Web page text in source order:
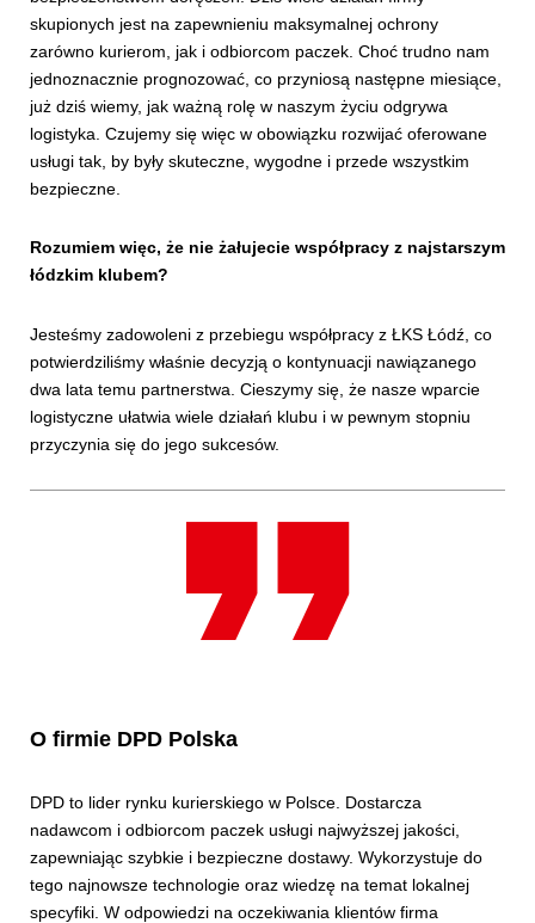
skupionych jest na zapewnieniu maksymalnej ochrony
zarówno kurierom, jak i odbiorcom paczek. Choć trudno nam
jednoznacznie prognozować, co przyniosą następne miesiące,
już dziś wiemy, jak ważną rolę w naszym życiu odgrywa
logistyka. Czujemy się więc w obowiązku rozwijać oferowane
usługi tak, by były skuteczne, wygodne i przede wszystkim
bezpieczne.
Rozumiem więc, że nie żałujecie współpracy z najstarszym
łódzkim klubem?
Jesteśmy zadowoleni z przebiegu współpracy z ŁKS Łódź, co
potwierdziliśmy właśnie decyzją o kontynuacji nawiązanego
dwa lata temu partnerstwa. Cieszymy się, że nasze wparcie
logistyczne ułatwia wiele działań klubu i w pewnym stopniu
przyczynia się do jego sukcesów.
O firmie DPD Polska
DPD to lider rynku kurierskiego w Polsce. Dostarcza
nadawcom i odbiorcom paczek usługi najwyższej jakości,
zapewniając szybkie i bezpieczne dostawy. Wykorzystuje do
tego najnowsze technologie oraz wiedzę na temat lokalnej
specyfiki. W odpowiedzi na oczekiwania klientów firma